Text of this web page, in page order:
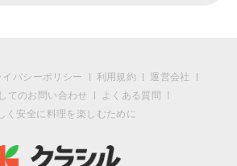
イバシーポリシー 利用規約
運営会社
てのお問い合わせ
よくある質問
く安全に料理を楽しむために